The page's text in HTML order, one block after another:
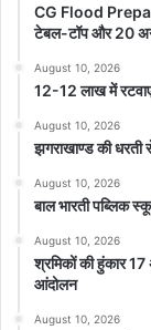
CG Flood
टेबल-टॉप और 20
August 10, 2026
12-12 लाख में
August 10, 2026
झगराखाण्ड की धरती
August 10, 2026
बाल भारती पब्लिक
August 10, 2026
श्रमिकों की हुंकार 17
आंदोलन
August 10, 2026